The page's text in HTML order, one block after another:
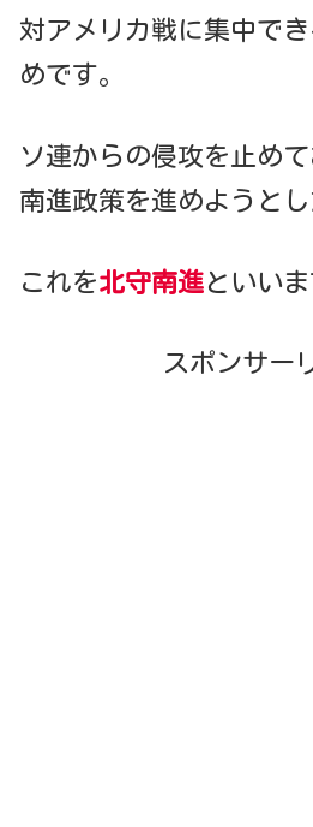
対アメリカ戦に集中で
めです。
ソ連からの侵攻を止めて
南進政策を進めようとし
これを北守南進といいま
スポンサー